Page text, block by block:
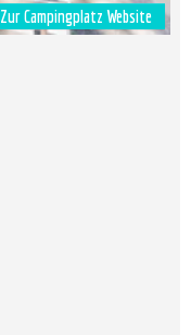
Zur Campingplatz Website